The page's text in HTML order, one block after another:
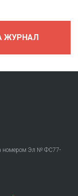
ЖУРНАЛ
номером Эл № ФС77-